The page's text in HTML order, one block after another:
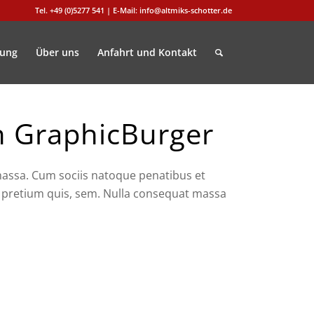
Tel. +49 (0)5277 541 | E-Mail: info@altmiks-schotter.de
Über uns Anfahrt und Kontakt
Cum sociis natoque penatibus et
quis, sem. Nulla consequat massa